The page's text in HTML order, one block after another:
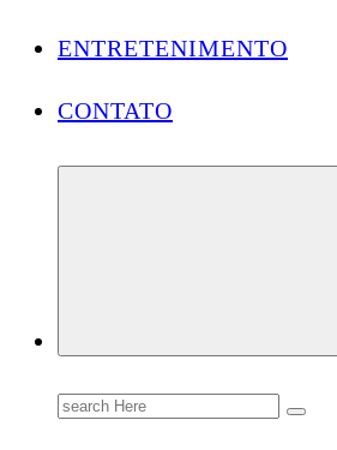
ENTRETENIMENTO
CONTATO
Search